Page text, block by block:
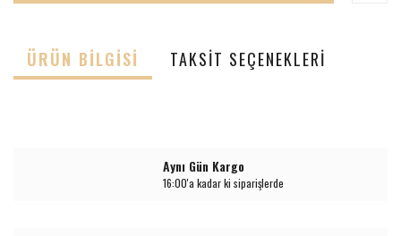
ÜRÜN BILGISI TAKSIT SEÇENEKLERI
Aynı Gün Kargo
16:00'a kadar ki siparişlerde